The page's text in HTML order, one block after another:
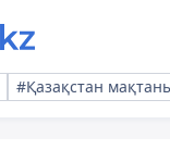
#Қазақстан